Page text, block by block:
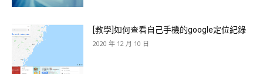
[教學]如何查看自己手機的google定位紀錄
2020 年 12 月 10 日